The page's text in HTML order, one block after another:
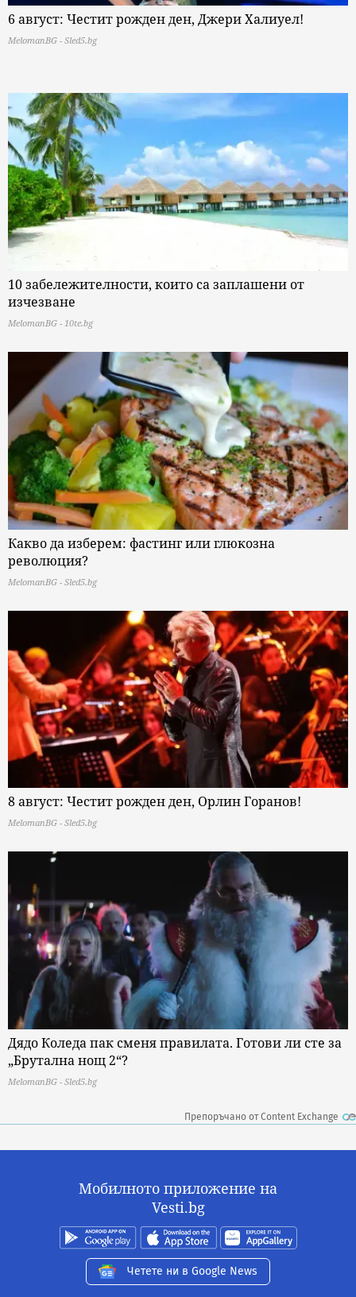
6 август: Честит рожден ден, Джери Халиуел!
MelomanBG - Sled5.bg
10 забележителности, които са заплашени от
изчезване
MelomanBG - 10te.bg
Какво да изберем: фастинг или глюкозна
революция?
MelomanBG - Sled5.bg
8 август: Честит рожден ден, Орлин Горанов!
MelomanBG - Sled5.bg
Дядо Коледа пак сменя правилата. Готови ли сте за
„Брутална нощ 2“?
MelomanBG - Sled5.bg
Препоръчано от Content Exchange
Мобилното приложение на
Vesti.bg
Четете ни в Google News